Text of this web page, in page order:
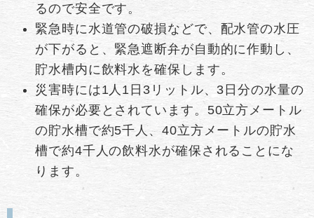
るので安全です。
緊急時に水道管の破損などで、配水管の水圧
が下がると、緊急遮断弁が自動的に作動し、
貯水槽内に飲料水を確保します。
災害時には1人1日3リットル、3日分の水量の
確保が必要とされています。50立方メートル
の貯水槽で約5千人、40立方メートルの貯水
槽で約4千人の飲料水が確保されることにな
ります。